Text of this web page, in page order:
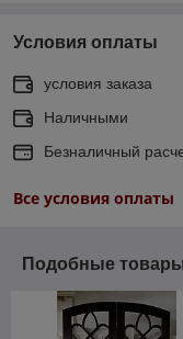
Условия оплаты
условия заказа
Наличными
Безналичный
Все условия оплаты
Подобные